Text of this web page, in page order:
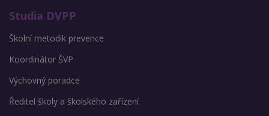
Studia DVPP
Školní metodik prevence
Koordinátor ŠVP
Výchovný poradce
Ředitel školy a školského zařízení